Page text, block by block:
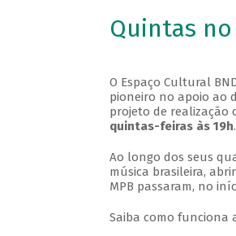
Quintas no
O Espaço Cultural
pioneiro no apoio ao
projeto de realização
quintas-feiras às 19h.
Ao longo dos seus
música brasileira,
MPB passaram, no
Saiba como funciona